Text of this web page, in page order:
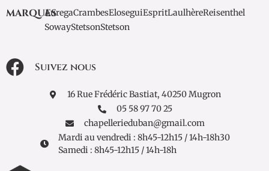
Suivez nous
16 Rue Frédéric Bastiat, 40250 Mugron
05 58 97 70 25
chapellerieduban@gmail.com
Mardi au vendredi : 8h45-12h15 / 14h-18h30
Samedi : 8h45-12h15 / 14h-18h
MARQUESAuregaCrambesEloseguiEspritLaulhèreReisenthel
SowayStetsonStetson